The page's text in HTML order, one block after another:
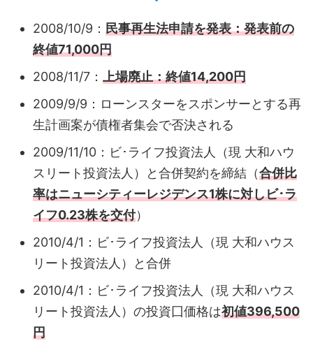
2008/10/9： 民事再生法申請を発表：発表前の
終値71,000円
2008/11/7： 上場廃止：終値14,200円
2009/9/9：ローンスターをスポンサーとする再
生計画案が債権者集会で否決される
2009/11/10：ビ･ライフ投資法人（現 大和ハウ
スリート投資法人）と合併契約を締結（合併比
率はニューシティーレジデンス1株に対しビ･ラ
イフ0.23株を交付）
2010/4/1：ビ･ライフ投資法人（現 大和ハウス
リート投資法人）と合併
2010/4/1：ビ･ライフ投資法人（現 大和ハウス
リート投資法人）の投資囗価格は初値396,500
円